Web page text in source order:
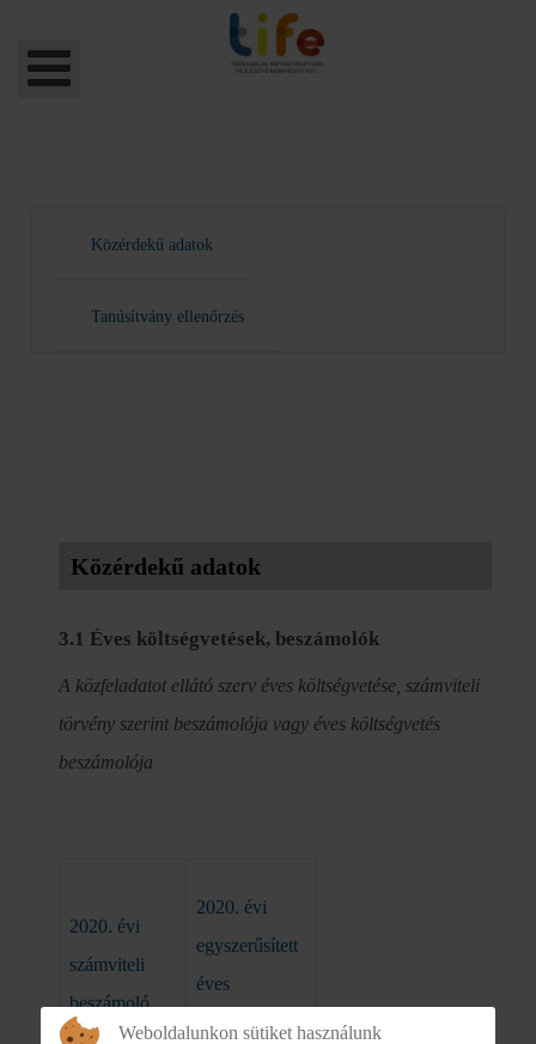
Közérdekű adatok
Tanúsítvány ellenőrzés
Közérdekű adatok
3.1 Éves költségvetések, beszámolók
A közfeladatot ellátó szerv éves költségvetése, számviteli
törvény szerint beszámolója vagy éves költségvetés
beszámolója
2020. évi
számviteli
beszámoló
2020. évi
egyszerűsített
éves
beszámoló
Weboldalunkon sütiket használunk